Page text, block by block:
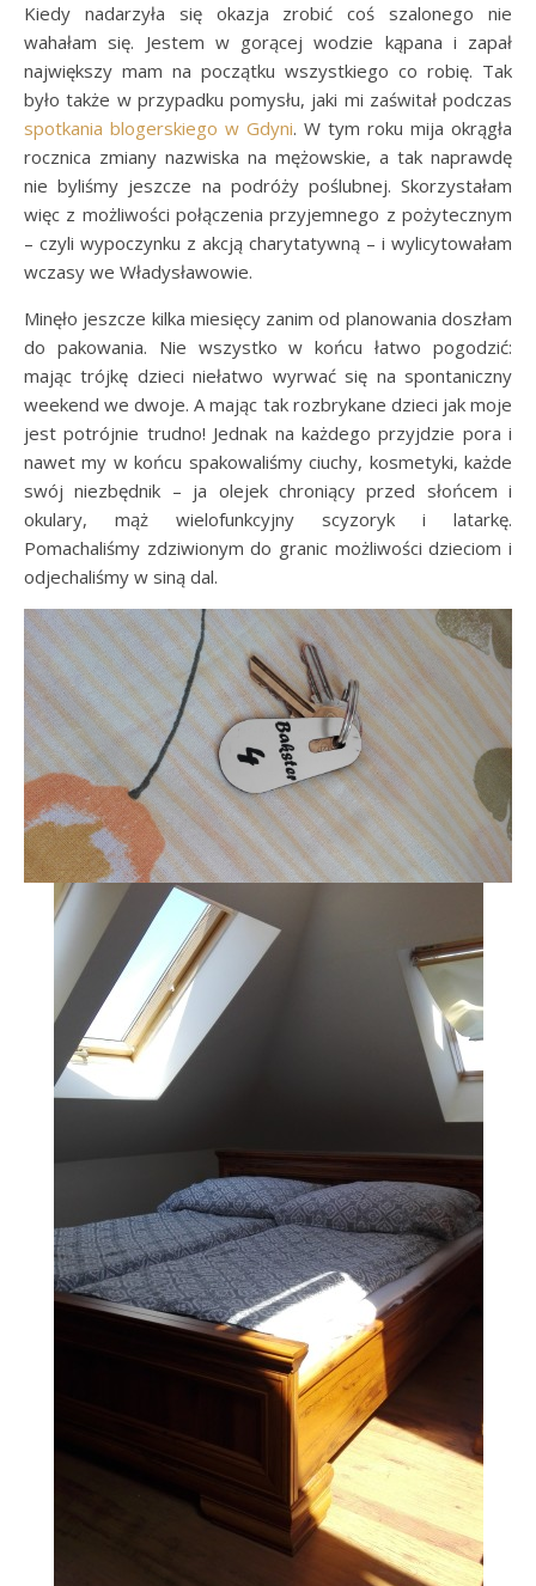
Kiedy nadarzyła się okazja zrobić coś szalonego nie
wahałam się. Jestem w gorącej wodzie kąpana i zapał
największy mam na początku wszystkiego co robię. Tak
było także w przypadku pomysłu, jaki mi zaświtał podczas
spotkania blogerskiego w Gdyni. W tym roku mija okrągła
rocznica zmiany nazwiska na mężowskie, a tak naprawdę
nie byliśmy jeszcze na podróży poślubnej. Skorzystałam
więc z możliwości połączenia przyjemnego z pożytecznym
– czyli wypoczynku z akcją charytatywną – i wylicytowałam
wczasy we Władysławowie.
Minęło jeszcze kilka miesięcy zanim od planowania doszłam
do pakowania. Nie wszystko w końcu łatwo pogodzić:
mając trójkę dzieci niełatwo wyrwać się na spontaniczny
weekend we dwoje. A mając tak rozbrykane dzieci jak moje
jest potrójnie trudno! Jednak na każdego przyjdzie pora i
nawet my w końcu spakowaliśmy ciuchy, kosmetyki, każde
swój niezbędnik – ja olejek chroniący przed słońcem i
okulary, mąż wielofunkcyjny scyzoryk i latarkę.
Pomachaliśmy zdziwionym do granic możliwości dzieciom i
odjechaliśmy w siną dal.